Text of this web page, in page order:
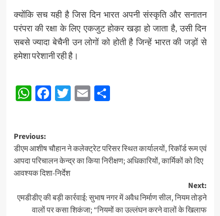
क्योंकि सच यही है जिस दिन भारत अपनी संस्कृति और सनातन
परंपरा की रक्षा के लिए एकजुट होकर खड़ा हो जाता है, उसी दिन
सबसे ज्यादा बेचैनी उन लोगों को होती है जिन्हें भारत की जड़ों से
हमेशा परेशानी रही है।
Post
navigation
WhatsApp
Facebook
Twitter
EmailShare
Post
navigation
Previous:
डीएम आशीष चौहान ने कलेक्ट्रेट परिसर स्थित कार्यालयों, रिकॉर्ड रूम एवं
आपदा परिचालन केन्द्र का किया निरीक्षण; अधिकारियों, कार्मिकों को दिए
आवश्यक दिशा-निर्देश
Next:
एमडीडीए की बड़ी कार्रवाई: सुभाष नगर में अवैध निर्माण सील, नियम तोड़ने
वालों पर कसा शिकंजा; “नियमों का उल्लंघन करने वालों के खिलाफ